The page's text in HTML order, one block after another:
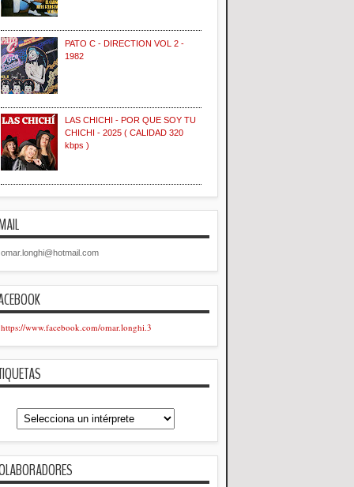
PATO C - DIRECTION VOL 2 -
1982
LAS CHICHI - POR QUE SOY TU
CHICHI - 2025 ( CALIDAD 320
kbps )
omar.longhi@hotmail.com
https://www.facebook.com/omar.longhi.3